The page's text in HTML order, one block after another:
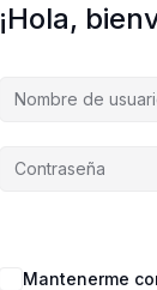
¡Hola,
Mantenerme